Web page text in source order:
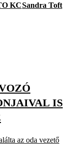
KCSandra Toft
IS
az oda vezető